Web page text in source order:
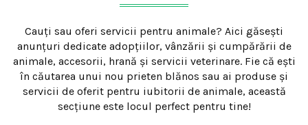
Cauți sau oferi servicii pentru animale? Aici găsești
anunțuri dedicate adopțiilor, vânzării și cumpărării de
animale, accesorii, hrană și servicii veterinare. Fie că ești
în căutarea unui nou prieten blănos sau ai produse și
servicii de oferit pentru iubitorii de animale, această
secțiune este locul perfect pentru tine!